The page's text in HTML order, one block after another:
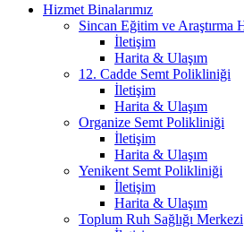
Hizmet Binalarımız
Sincan Eğitim ve Araştırma
İletişim
Harita & Ulaşım
12. Cadde Semt Polikliniği
İletişim
Harita & Ulaşım
Organize Semt Polikliniği
İletişim
Harita & Ulaşım
Yenikent Semt Polikliniği
İletişim
Harita & Ulaşım
Toplum Ruh Sağlığı Merkezi